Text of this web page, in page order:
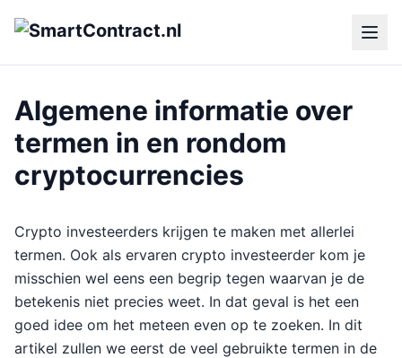
Algemene informatie over
termen in en rondom
cryptocurrencies
Crypto investeerders krijgen te maken met allerlei
termen. Ook als ervaren crypto investeerder kom je
misschien wel eens een begrip tegen waarvan je de
betekenis niet precies weet. In dat geval is het een
goed idee om het meteen even op te zoeken. In dit
artikel zullen we eerst de veel gebruikte termen in de